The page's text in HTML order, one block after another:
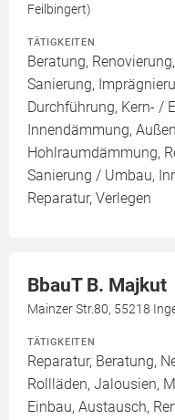
Feilbingert)
TÄTIGKEITEN
Beratung,
Sanierung,
Durchführung, Kern- /
Innendämmung,
Hohlraumdämmung,
Sanierung / Umbau,
Reparatur, Verlegen
BbauT B. Majkut
Mainzer Str.80, 55218
TÄTIGKEITEN
Reparatur, Beratung,
Rollläden, Jalousien,
Einbau, Austausch,